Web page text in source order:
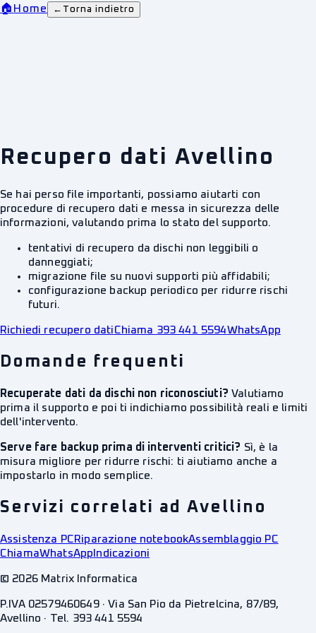
🏠 Home ← Torna indietro
Recupero dati Avellino
Se hai perso file importanti, possiamo aiutarti con
procedure di recupero dati e messa in sicurezza delle
informazioni, valutando prima lo stato del supporto.
tentativi di recupero da dischi non leggibili o
danneggiati;
migrazione file su nuovi supporti più affidabili;
configurazione backup periodico per ridurre rischi
futuri.
Richiedi recupero datiChiama 393 441 5594WhatsApp
Domande frequenti
Recuperate dati da dischi non riconosciuti? Valutiamo
prima il supporto e poi ti indichiamo possibilità reali e limiti
dell'intervento.
Serve fare backup prima di interventi critici? Sì, è la
misura migliore per ridurre rischi: ti aiutiamo anche a
impostarlo in modo semplice.
Servizi correlati ad Avellino
Assistenza PCRiparazione notebookAssemblaggio PC
ChiamaWhatsAppIndicazioni
© 2026Matrix Informatica
P.IVA 02579460649 · Via San Pio da Pietrelcina, 87/89,
Avellino · Tel. 393 441 5594